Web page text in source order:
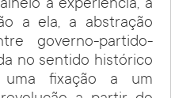
à experiência, a
a ela, a abstração
governo-partido-
no sentido histórico
fixação a um